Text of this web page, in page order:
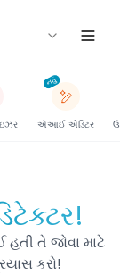
નવું
એઆઈ એડિટર
હતી તે જોવા માટે
કરો!